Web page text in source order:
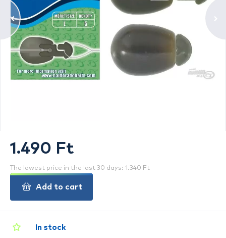
In stock
1.490 Ft
The lowest price in the last 30 days: 1.340 Ft
Add to cart